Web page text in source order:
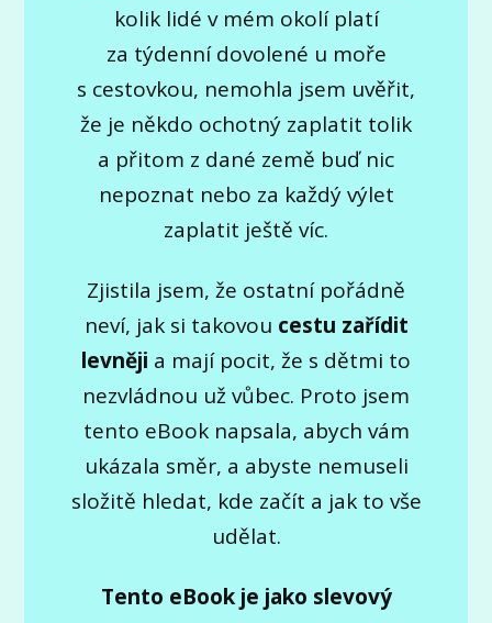
kolik lidé v mém okolí platí
za týdenní dovolené u moře
s cestovkou, nemohla jsem uvěřit,
že je někdo ochotný zaplatit tolik
a přitom z dané země buď nic
nepoznat nebo za každý výlet
zaplatit ještě víc.
Zjistila jsem, že ostatní pořádně
neví, jak si takovou cestu zařídit
levněji a mají pocit, že s dětmi to
nezvládnou už vůbec. Proto jsem
tento eBook napsala, abych vám
ukázala směr, a abyste nemuseli
složitě hledat, kde začít a jak to vše
udělat.
Tento eBook je jako slevový